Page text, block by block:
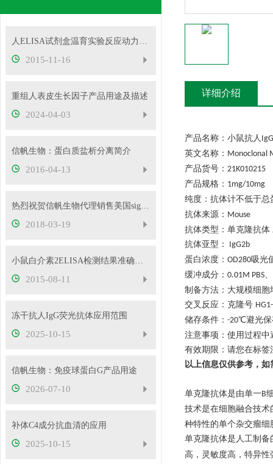
人ELISA试剂盒温育实验反应动力学研究
2015-11-16
重组人表皮生长因子产品用途及描述
2024-04-03
信帆生物：蛋白质盐析分离简介
2016-04-13
热烈祝贺信帆生物代理销售美国sigma品牌试剂
2018-03-19
小鼠白介素2ELISA检测结果准确的必要条件
2015-08-11
冻干抗人IgG荧光抗体应用范围
2025-10-15
信帆生物：免疫球蛋白G产品用途
2026-07-10
补体C4成分抗血清的应用
2025-10-15
详细介绍
产品名称：小鼠抗人
英文名称： Monoclonal
产品货号： 21K010215
产品规格： 1mg/10mg
纯度：抗体计不低于总
抗体来源： Mouse
抗体类型：单克隆抗体
抗体亚型：
IgG2b
蛋白浓度： OD280吸光
缓冲成分： 0.01M PBS、
制备方法：大规模细
交叉反应：克隆号
储存条件： -20℃避光保
注意事项：使用过程
有效期限：请您在标
以上信息仅供参考，
单克隆抗体是由单一B
技术是在细胞融合技术
种特性的单个杂交瘤细
单克隆抗体是人工制
高，灵敏度高，特异性